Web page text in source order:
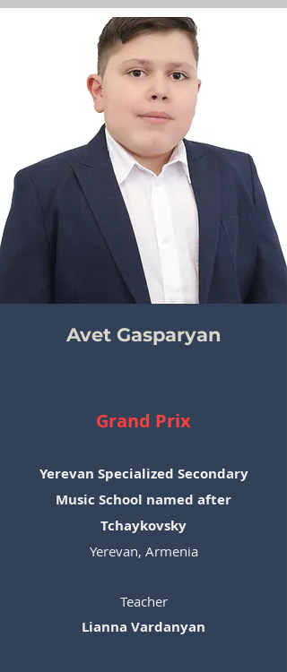
Avet Gasparyan
Grand Prix
Yerevan Specialized Secondary
Music School named after
Tchaykovsky
Yerevan, Armenia
Teacher
Lianna Vardanyan